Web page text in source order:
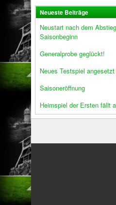
Neueste Beiträge
Neustart nach dem
Saisonbeginn
Generalprobe geglückt!
Neues Testspiel angesetzt
Saisoneröffnung
Heimspiel der Ersten fällt